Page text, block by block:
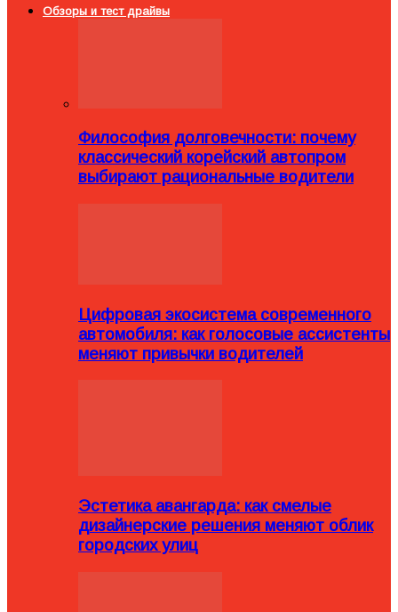
Обзоры и тест драйвы
Философия долговечности: почему
классический корейский автопром
выбирают рациональные водители
Цифровая экосистема современного
автомобиля: как голосовые ассистенты
меняют привычки водителей
Эстетика авангарда: как смелые
дизайнерские решения меняют облик
городских улиц